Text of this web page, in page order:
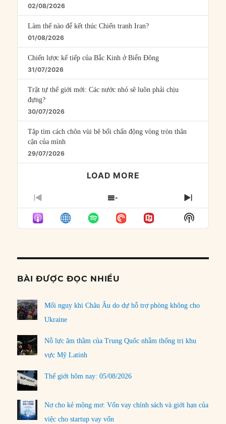
02/08/2026
Làm thế nào để kết thúc Chiến tranh Iran?
01/08/2026
Chiến lược kế tiếp của Bắc Kinh ở Biển Đông
31/07/2026
Trật tự thế giới mới: Các nước nhỏ sẽ luôn phải chịu
đựng?
30/07/2026
Tập tìm cách chôn vùi bê bối chấn động vòng tròn thân
cận của mình
29/07/2026
LOAD MORE
PREVIOUS
EPISODE
SHOW
EPISODES
LIST
NEXT
Show
Podcast
BÀI ĐƯỢC ĐỌC NHIỀU
Mối nguy khi Châu Âu do dự hỗ trợ phòng không cho
Ukraine
Nỗ lực âm thầm của Trung Quốc nhằm thống trị khu
vực Mỹ Latinh
Thế giới hôm nay: 05/08/2026
Nợ cho kẻ mộng mơ: Vốn vay chính sách và giới hạn của
việc cho startup vay vốn